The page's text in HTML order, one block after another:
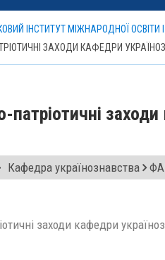
ІНСТИТУТ МІЖНАРОДНОЇ ОСВІТИ І
ЗАХОДИ КАФЕДРИ
патріотичні
Кафедра українознавства
заходи кафедри